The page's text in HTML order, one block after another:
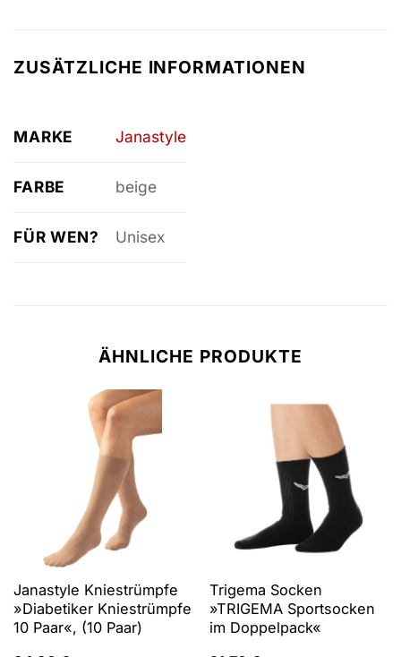
ZUSÄTZLICHE INFORMATIONEN
MARKE Janastyle
FARBE beige
FÜR WEN? Unisex
ÄHNLICHE PRODUKTE
Janastyle Kniestrümpfe
»Diabetiker Kniestrümpfe
10 Paar«, (10 Paar)
Trigema Socken
»TRIGEMA Sportsocken
im Doppelpack«